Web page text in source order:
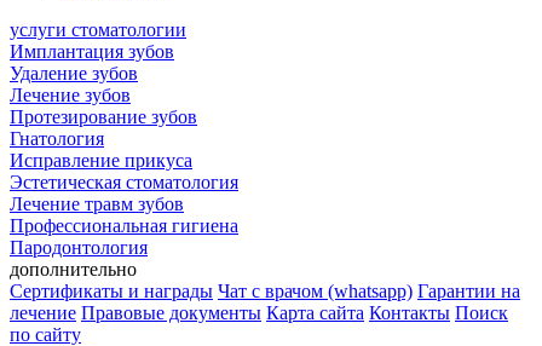
услуги стоматологии
Имплантация зубов
Удаление зубов
Лечение зубов
Протезирование зубов
Гнатология
Исправление прикуса
Эстетическая стоматология
Лечение травм зубов
Профессиональная гигиена
Пародонтология
дополнительно
Сертификаты и награды Чат с врачом (whatsapp) Гарантии на
лечение Правовые документы Карта сайта Контакты Поиск
по сайту